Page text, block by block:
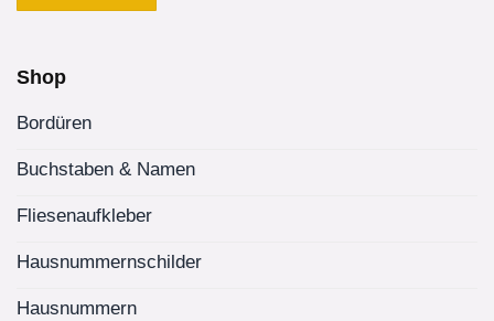
Shop
Bordüren
Buchstaben & Namen
Fliesenaufkleber
Hausnummernschilder
Hausnummern